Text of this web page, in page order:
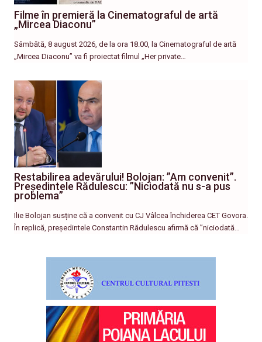
Filme în premieră la Cinematograful de artă
„Mircea Diaconu”
Sâmbătă, 8 august 2026, de la ora 18.00, la Cinematograful de artă
„Mircea Diaconu” va fi proiectat filmul „Her private…
Restabilirea adevărului! Bolojan: ”Am convenit”.
Președintele Rădulescu: ”Niciodată nu s-a pus
problema”
Ilie Bolojan susține că a convenit cu CJ Vâlcea închiderea CET Govora.
În replică, președintele Constantin Rădulescu afirmă că ”niciodată…